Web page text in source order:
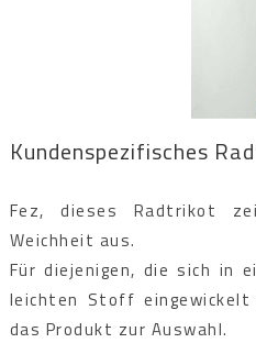
Kundenspezifisches
Fez, dieses Radtrikot
Weichheit aus.
Für diejenigen, die sich in
leichten Stoff
das Produkt zur Auswahl.